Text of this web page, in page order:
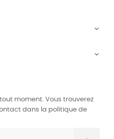


moment. Vous trouverez
dans la politique de